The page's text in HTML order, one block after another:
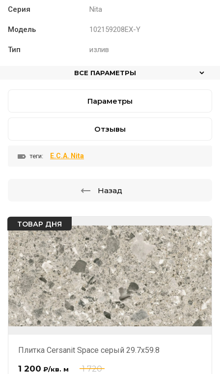
ТОВАР ДНЯ
Плитка Cersanit Space серый 29.7x59.8
1 720
1 200 ₽/кв. м
Серия Nita
Модель 102159208EX-Y
Тип излив
ВСЕ ПАРАМЕТРЫ
Параметры
Отзывы
теги: E.C.A. Nita
Назад